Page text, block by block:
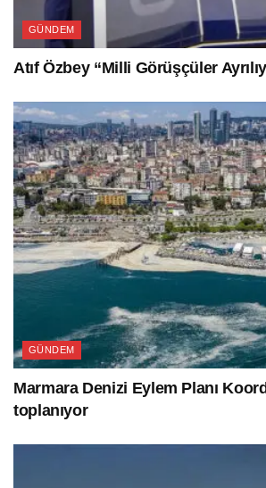
GÜNDEM
Atıf Özbey “Milli Görüşçüler
GÜNDEM
Marmara Denizi Eylem Planı
toplanıyor